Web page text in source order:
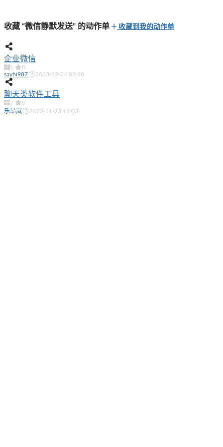
收藏 “微信静默发送” 的动作单 收藏到我的动作单
企业微信
1
0
sayhi987
2023-12-24 03:48
聊天类软件工具
7
0
乐昂岚
2023-11-23 11:03